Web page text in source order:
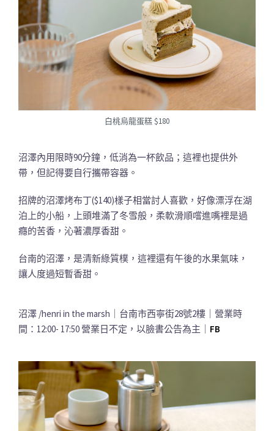
白桃烏龍蛋糕 $180
沼澤內用限時90分鐘，低消為一杯飲品；這裡也提供外
帶，但記得要自行攜帶容器。
招牌的沼澤烤布丁($140)樣子相當討人喜歡，好像漂浮在湖
泊上的小船，上頭堆滿了冬雪般，柔軟滑順嚐進嘴裡是過
癮的苦香，沁著濃厚香甜。
台南的沼澤，是清新綠質樸，這裡還有午後的水果氣味，
讓人度過短暫香甜。
沼澤 /henri in the marsh｜台南市西寧街28號2樓｜營業時
間：12:00- 17:50 營業日不定，以臉書公告為主｜ FB